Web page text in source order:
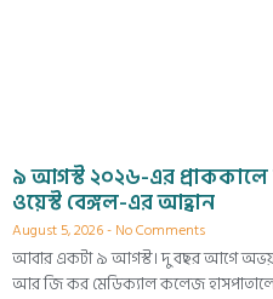
৯ আগস্ট ২০২৬-এর
ওয়েস্ট বেঙ্গল-এর আহ্বান
August 5, 2026 No Comments
আবার একটা ৯ আগস্ট। দু বছর আগে
আর জি কর মেডিক্যাল কলেজ